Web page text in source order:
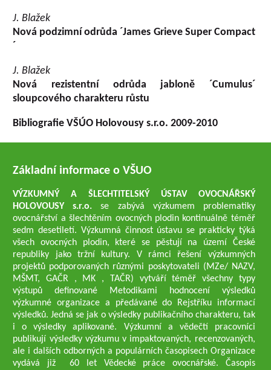
J. Blažek
Nová podzimní odrůda ´James Grieve Super Compact
´
J. Blažek
Nová rezistentní odrůda jabloně ´Cumulus´
sloupcového charakteru růstu
Bibliografie VŠÚO Holovousy s.r.o. 2009-2010
Základní informace o VŠUO
VÝZKUMNÝ A ŠLECHTITELSKÝ ÚSTAV OVOCNÁŘSKÝ
HOLOVOUSY s.r.o.se zabývá výzkumem problematiky
ovocnářství a šlechtěním ovocných plodin kontinuálně téměř
sedm desetiletí. Výzkumná činnost ústavu se prakticky týká
všech ovocných plodin, které se pěstují na území České
republiky jako tržní kultury. V rámci řešení výzkumných
projektů podporovaných různými poskytovateli (MZe/ NAZV,
MŠMT, GAČR , MK , TAČR) vytváří téměř všechny typy
výstupů definované Metodikami hodnocení výsledků
výzkumné organizace a předávané do Rejstříku informací
výsledků. Jedná se jak o výsledky publikačního charakteru, tak
i o výsledky aplikované. Výzkumní a vědečtí pracovníci
publikují výsledky výzkumu v impaktovaných, recenzovaných,
ale i dalších odborných a populárních časopisech Organizace
vydává již 60 let Vědecké práce ovocnářské. Časopis